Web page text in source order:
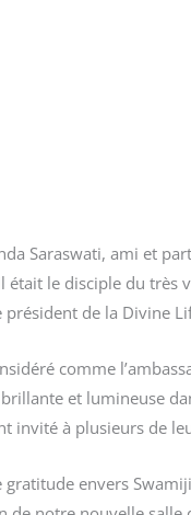
Saraswati, ami et
le disciple du très
de la Divine
comme
et lumineuse
invité à plusieurs de
envers